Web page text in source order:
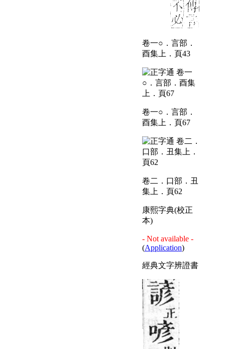
卷一○．言部．
酉集上．頁43
卷一○．言部．
酉集上．頁67
卷二．口部．丑
集上．頁62
康熙字典(校正
本)
- Not available -
(Application)
經典文字辨證書